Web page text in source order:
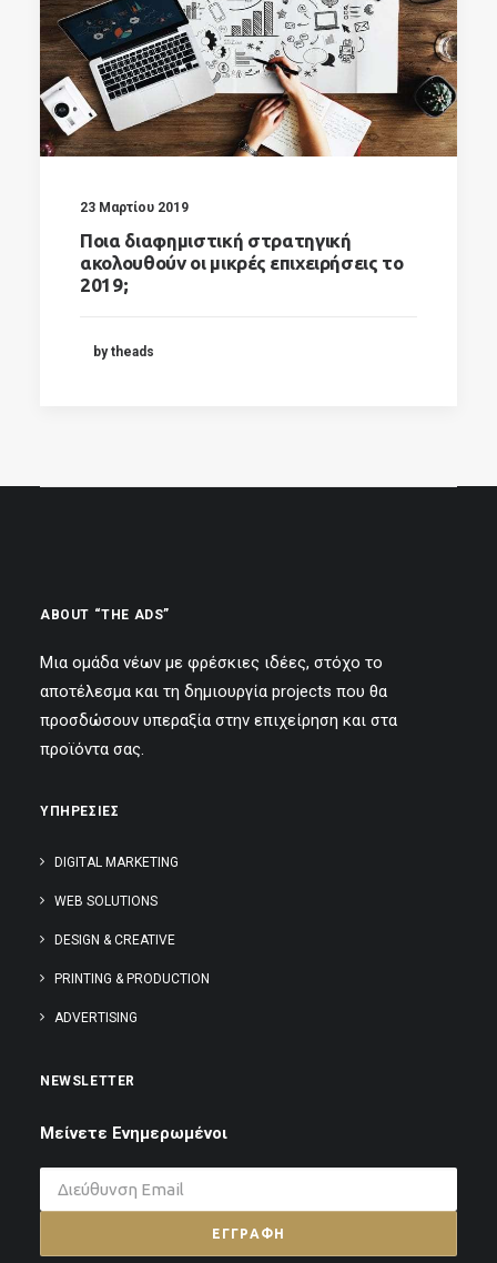
23 Μαρτίου 2019
Ποια διαφημιστική στρατηγική
ακολουθούν οι μικρές επιχειρήσεις το
2019;
by theads
ABOUT “THE ADS”
Μια ομάδα νέων με φρέσκιες ιδέες, στόχο το
αποτέλεσμα και τη δημιουργία projects που θα
προσδώσουν υπεραξία στην επιχείρηση και στα
προϊόντα σας.
ΥΠΗΡΕΣΙΕΣ
DIGITAL MARKETING
WEB SOLUTIONS
DESIGN & CREATIVE
PRINTING & PRODUCTION
ADVERTISING
NEWSLETTER
Μείνετε Ενημερωμένοι